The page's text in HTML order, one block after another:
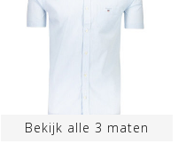
Bekijk alle 3 maten